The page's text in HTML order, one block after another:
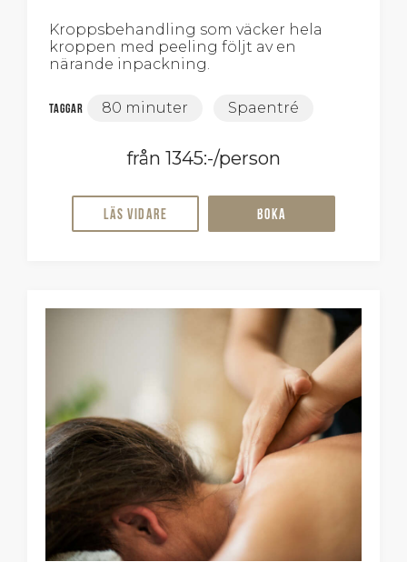
Kroppsbehandling som väcker hela
kroppen med peeling följt av en
närande inpackning.
Taggar 80 minuter Spaentré
från 1345:-/person
Läs vidare Boka